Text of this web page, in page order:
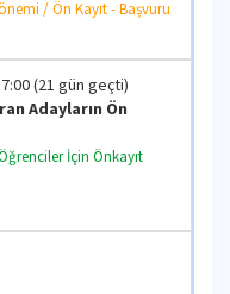
/ Ön Kayıt - Başvuru
(21 gün geçti)
Adayların Ön
İçin Önkayıt